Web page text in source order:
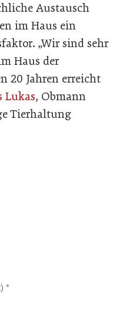
Austausch
im Haus ein
„Wir sind sehr
Haus der
20 Jahren erreicht
Lukas, Obmann
Tierhaltung